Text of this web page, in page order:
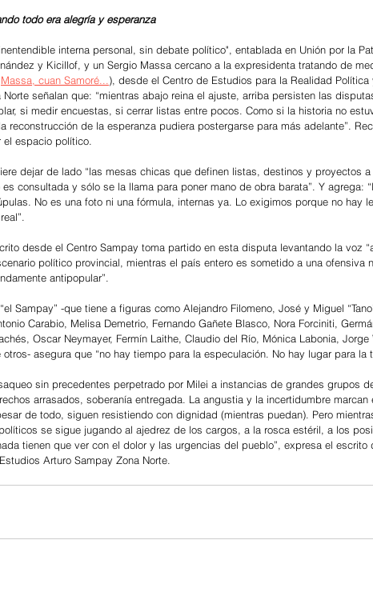
todo era alegría y esperanza
interna personal, sin debate político", entablada en Unión por la
y Kicillof, y un Sergio Massa cercano a la expresidenta tratando de
Massa, cuan Samoré
), desde el Centro de Estudios para la Realidad Política
Norte señalan que: “mientras abajo reina el ajuste, arriba persisten las
si medir encuestas, si cerrar listas entre pocos. Como si la historia no
reconstrucción de la esperanza pudiera postergarse para más adelante”.
el espacio político.
dejar de lado “las mesas chicas que definen listas, destinos y proyectos
consultada y sólo se la llama para poner mano de obra barata”. Y agrega:
No es una foto ni una fórmula, internas ya. Lo exigimos porque no hay
desde el Centro Sampay toma partido en esta disputa levantando la voz
político provincial, mientras el país entero es sometido a una ofensiva
antipopular”.
Sampay” -que tiene a figuras como Alejandro Filomeno, José y Miguel
Carabio, Melisa Demetrio, Fernando Gañete Blasco, Nora Forciniti,
Oscar Neymayer, Fermín Laithe, Claudio del Río, Mónica Labonia, Jorge
otros- asegura que “no hay tiempo para la especulación. No hay lugar para la
sin precedentes perpetrado por Milei a instancias de grandes grupos
arrasados, soberanía entregada. La angustia y la incertidumbre marcan
de todo, siguen resistiendo con dignidad (mientras puedan). Pero
se sigue jugando al ajedrez de los cargos, a la rosca estéril, a los
tienen que ver con el dolor y las urgencias del pueblo”, expresa el escrito
Arturo Sampay Zona Norte.